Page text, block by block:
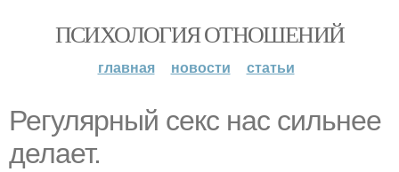
ПСИХОЛОГИЯ ОТНОШЕНИЙ
главная новости статьи
Регулярный секс нас сильнее
делает.